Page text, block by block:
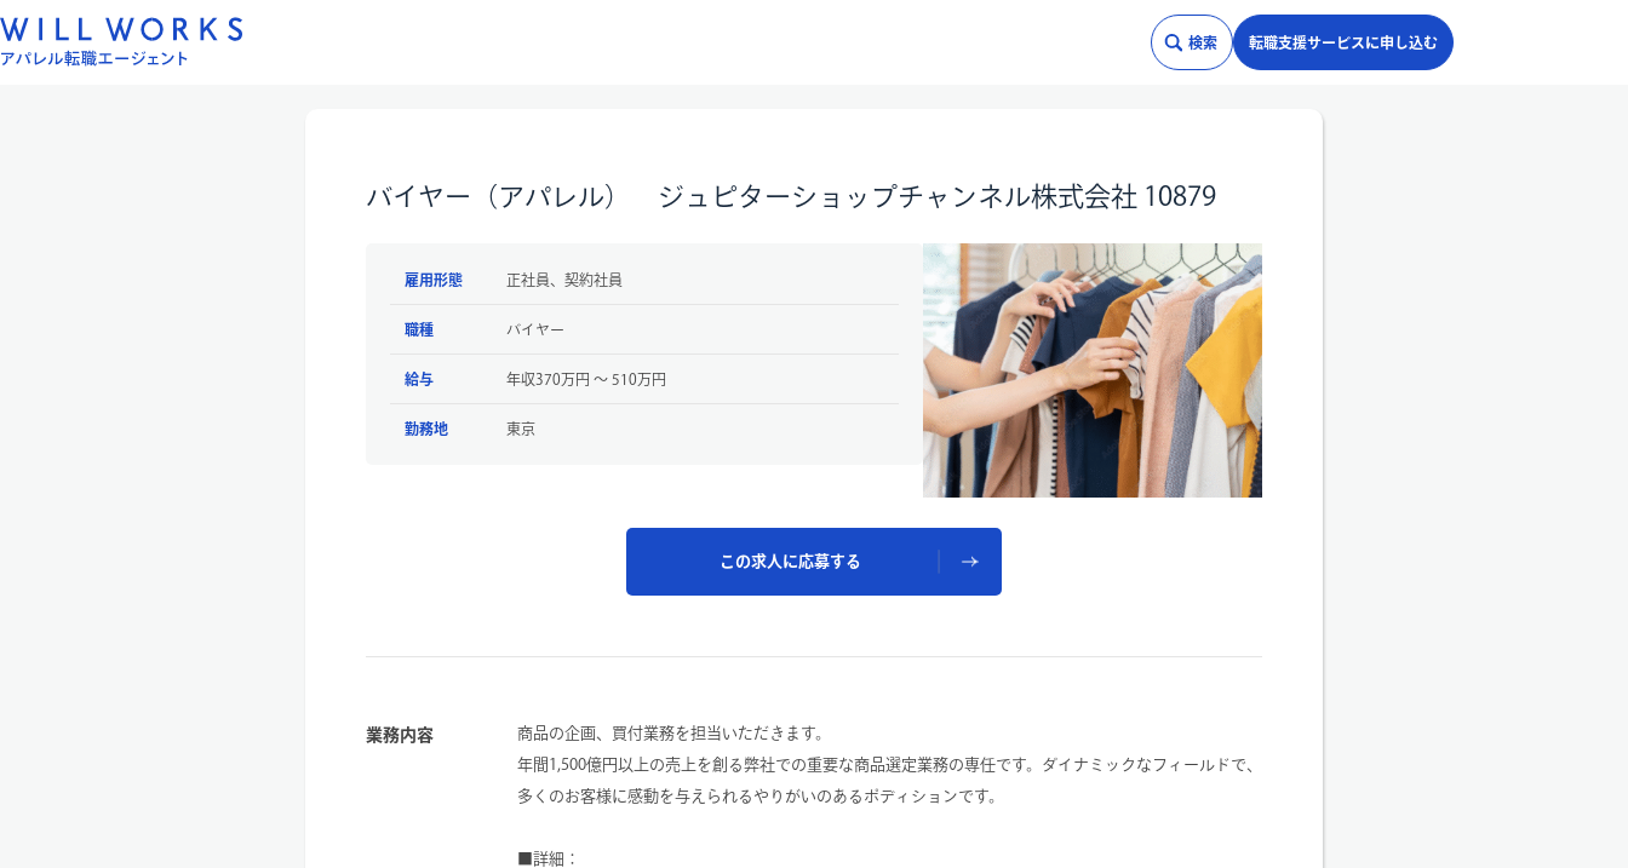
コ
ン
検索 転職支援サービスに申し込む
バイヤー（アパレル） ジュピターショップチャンネル株式会社 10879
雇用形態 正社員、契約社員
職種 バイヤー
給与 年収370万円 〜 510万円
勤務地 東京
この求人に応募する
業務内容
商品の企画、買付業務を担当いただきます。
年間1,500億円以上の売上を創る弊社での重要な商品選定業務の専任です。ダイナミックなフィールドで、
多くのお客様に感動を与えられるやりがいのあるポディションです。
■詳細：